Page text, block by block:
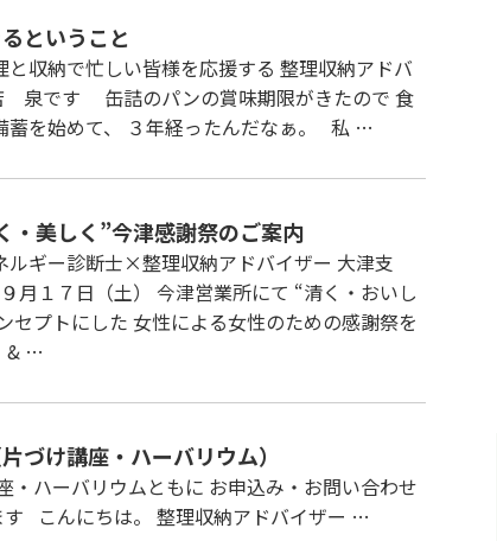
ということ
と収納で忙しい皆様を応援する 整理収納アドバ
泉です 缶詰のパンの賞味期限がきたので 食
蓄を始めて、 ３年経ったんだなぁ。 私 …
・美しく”今津感謝祭のご案内
ルギー診断士×整理収納アドバイザー 大津支
１７日（土） 今津営業所にて “清く・おいし
セプトにした 女性による女性のための感謝祭を
& …
づけ講座・ハーバリウム）
ーバリウムともに お申込み・お問い合わせ
す こんにちは。 整理収納アドバイザー …